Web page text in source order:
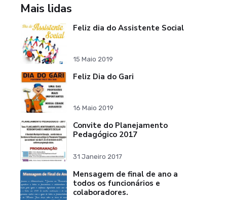
Mais lidas
Feliz dia do Assistente Social
15 Maio 2019
Feliz Dia do Gari
16 Maio 2019
Convite do Planejamento
Pedagógico 2017
31 Janeiro 2017
Mensagem de final de ano a
todos os funcionários e
colaboradores.